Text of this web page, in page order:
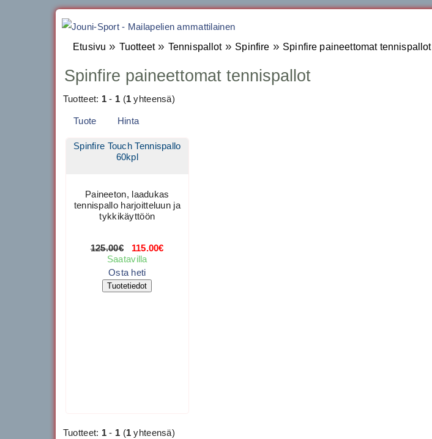
Etusivu » Tuotteet» Tennispallot» Spinfire » Spinfire paineettomat tennispallot
Spinfire paineettomat tennispallot
Tuotteet: 1 - 1 (1 yhteensä)
Tuote Hinta
Spinfire Touch Tennispallo
60kpl
Paineeton, laadukas
tennispallo harjoitteluun ja
tykkikäyttöön
125.00€
115.00€
Saatavilla
Osta heti
Tuotetiedot
Tuotteet: 1 - 1 (1 yhteensä)